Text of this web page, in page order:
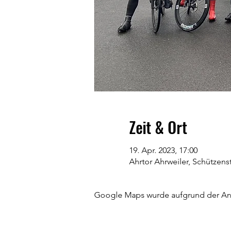
Zeit & Ort
19. Apr. 2023, 17:00
Ahrtor Ahrweiler,
Google Maps wurde aufgrund der